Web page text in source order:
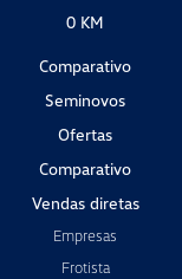
0 KM
Comparativo
Seminovos
Ofertas
Comparativo
Vendas diretas
Empresas
Frotista